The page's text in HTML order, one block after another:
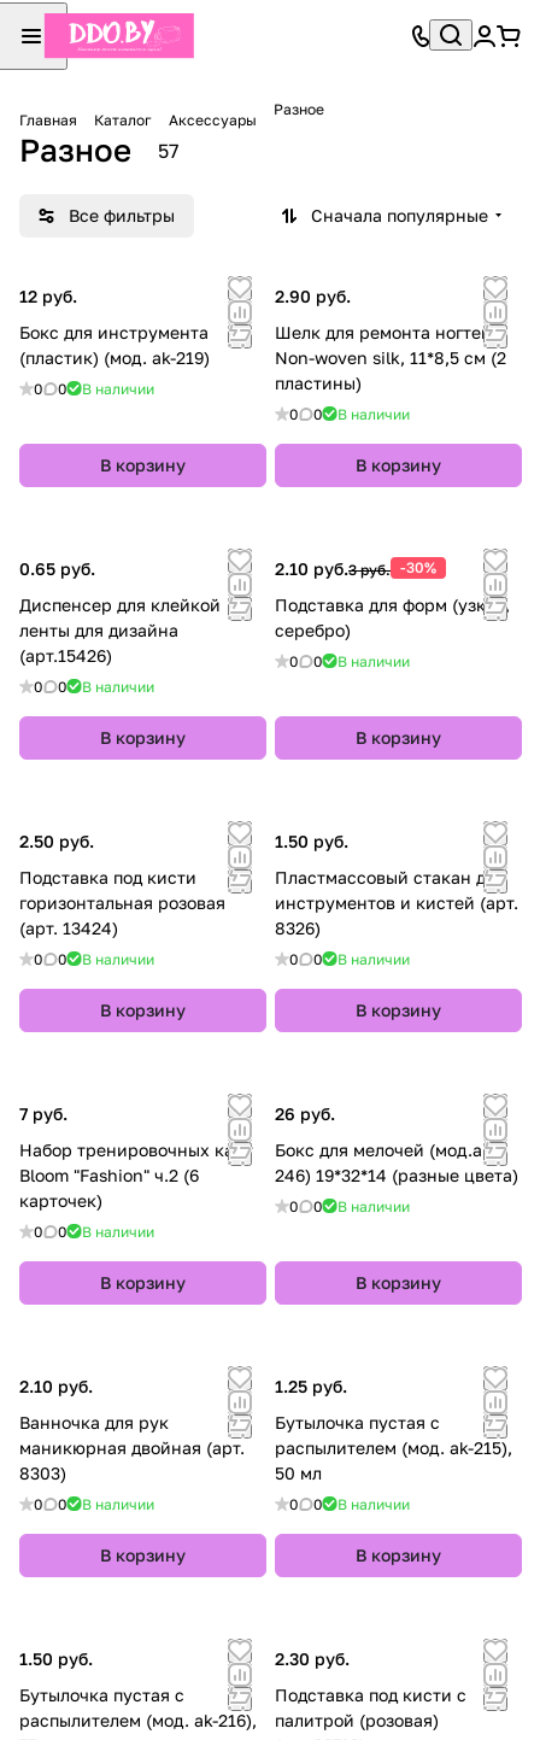
Главная Каталог Аксессуары
Разное
Разное 57
Все фильтры Сначала популярные
12 руб.
Бокс для инструмента
(пластик) (мод. ak-219)
0 0 В наличии
В корзину
2.90 руб.
Шелк для ремонта ногтей
Non-woven silk, 11*8,5 см (2
пластины)
0 0 В наличии
В корзину
0.65 руб.
Диспенсер для клейкой
ленты для дизайна
(арт.15426)
0 0 В наличии
В корзину
2.10 руб.3 руб. -30%
Подставка для форм (узкая,
серебро)
0 0 В наличии
В корзину
2.50 руб.
Подставка под кисти
горизонтальная розовая
(арт. 13424)
0 0 В наличии
В корзину
1.50 руб.
Пластмассовый стакан для
инструментов и кистей (арт.
8326)
0 0 В наличии
В корзину
7 руб.
Набор тренировочных карт
Bloom "Fashion" ч.2 (6
карточек)
0 0 В наличии
В корзину
26 руб.
Бокс для мелочей (мод.ak-
246) 19*32*14 (разные цвета)
0 0 В наличии
В корзину
2.10 руб.
Ванночка для рук
маникюрная двойная (арт.
8303)
0 0 В наличии
В корзину
1.25 руб.
Бутылочка пустая с
распылителем (мод. ak-215),
50 мл
0 0 В наличии
В корзину
1.50 руб.
Бутылочка пустая с
распылителем (мод. ak-216),
2.30 руб.
Подставка под кисти с
палитрой (розовая)